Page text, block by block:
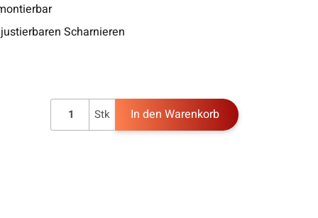
Scharnieren
Stk In den Warenkorb